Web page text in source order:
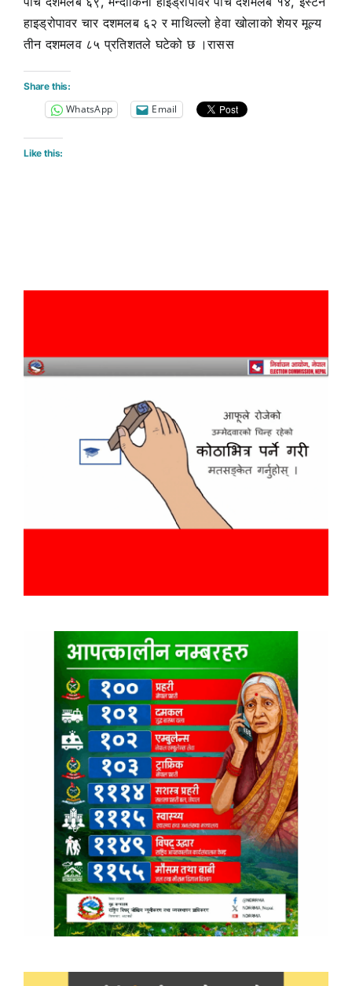
हाइड्रोपावर चार दशमलब ६२ र माथिल्लो हेवा खोलाको शेयर मूल्य
तीन दशमलव ८५ प्रतिशतले घटेको छ ।रासस
Share this:
WhatsApp Email
Like this: